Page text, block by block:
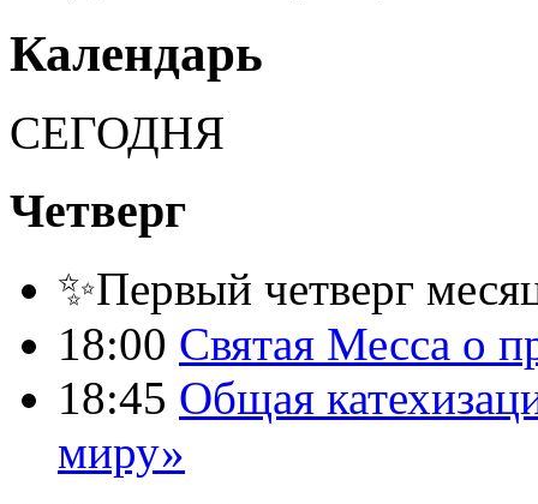
Календарь
СЕГОДНЯ
Четверг
✨Первый четверг
18:00 Святая Месса о
18:45 Общая
миру»